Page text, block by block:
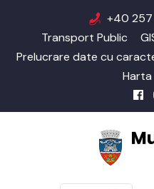
+40 257
Transport Public
Prelucrare date cu